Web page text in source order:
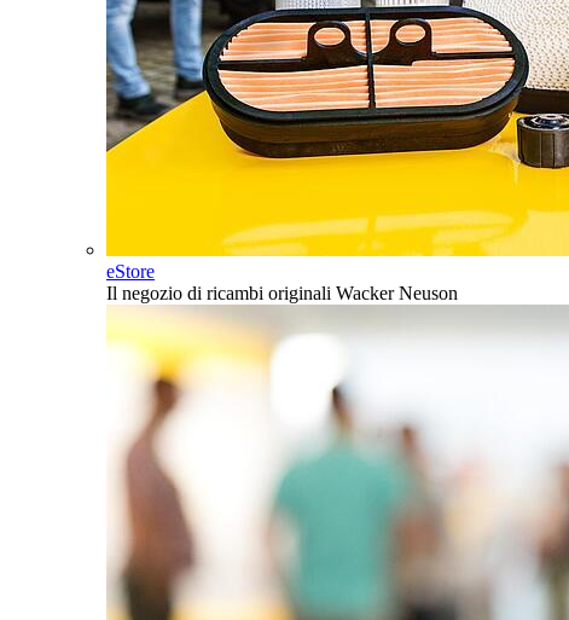
eStore
Il negozio di ricambi originali Wacker Neuson